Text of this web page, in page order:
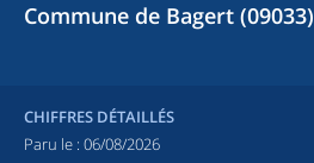
Commune de Bagert (09033)
CHIFFRES DÉTAILLÉS
Paru le : 06/08/2026